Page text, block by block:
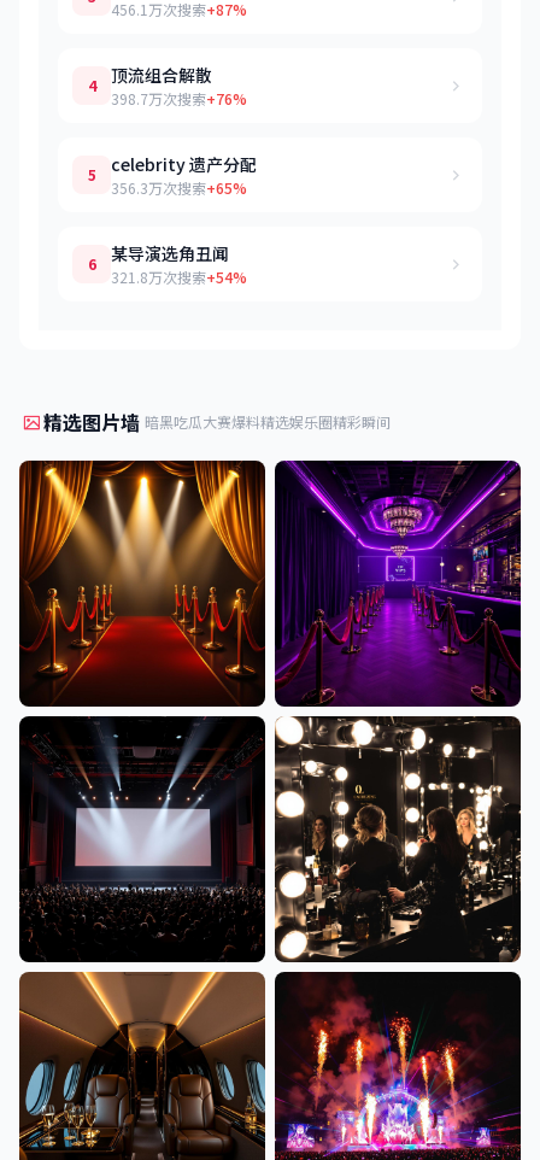
456.1万次搜索+87%
4 顶流组合解散
398.7万次搜索+76%
5 celebrity 遗产分配
356.3万次搜索+65%
6 某导演选角丑闻
321.8万次搜索+54%
精选图片墙 暗黑吃瓜大赛爆料精选娱乐圈精彩瞬间